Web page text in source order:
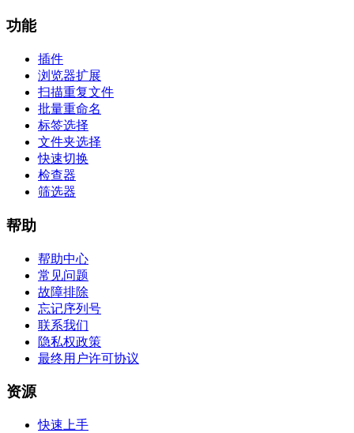
功能
插件
浏览器扩展
扫描重复文件
批量重命名
标签选择
文件夹选择
快速切换
检查器
筛选器
帮助
帮助中心
常见问题
故障排除
忘记序列号
联系我们
隐私权政策
最终用户许可协议
资源
快速上手